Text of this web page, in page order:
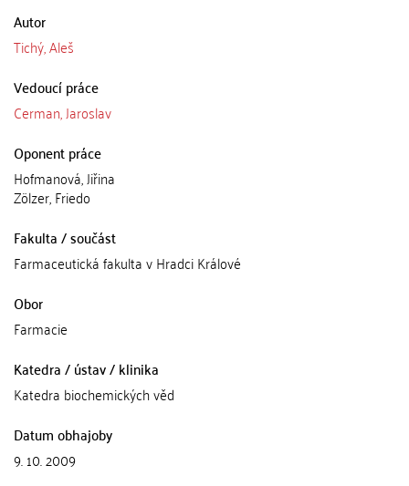
Autor
Tichý, Aleš
Vedoucí práce
Cerman, Jaroslav
Oponent práce
Hofmanová, Jiřina
Zölzer, Friedo
Fakulta / součást
Farmaceutická fakulta v Hradci Králové
Obor
Farmacie
Katedra / ústav / klinika
Katedra biochemických věd
Datum obhajoby
9. 10. 2009